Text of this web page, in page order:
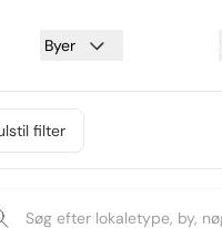
Byer
filter